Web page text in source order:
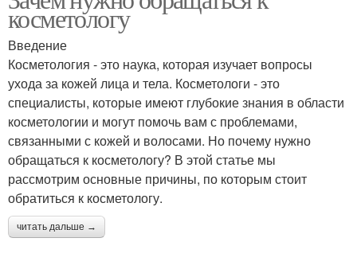
косметологу
Введение
Косметология - это наука, которая изучает вопросы
ухода за кожей лица и тела. Косметологи - это
специалисты, которые имеют глубокие знания в области
косметологии и могут помочь вам с проблемами,
связанными с кожей и волосами. Но почему нужно
обращаться к косметологу? В этой статье мы
рассмотрим основные причины, по которым стоит
обратиться к косметологу.
читать дальше →